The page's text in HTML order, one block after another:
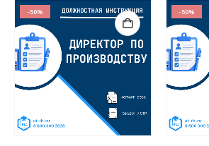
-50% -50%